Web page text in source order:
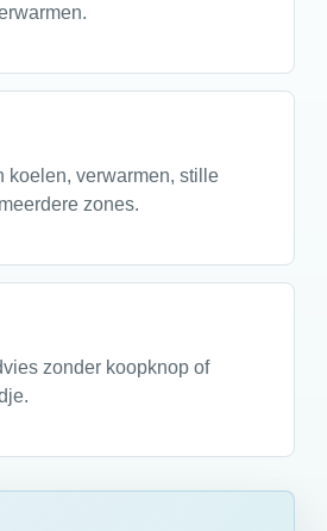
koelen, verwarmen, stille
zones.
zonder koopknop of